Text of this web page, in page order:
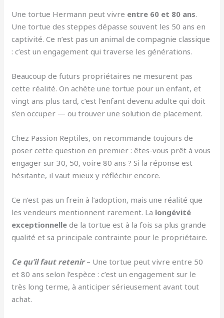
Une tortue Hermann peut vivre entre 60 et 80 ans.
Une tortue des steppes dépasse souvent les 50 ans en
captivité. Ce n’est pas un animal de compagnie classique
: c’est un engagement qui traverse les générations.
Beaucoup de futurs propriétaires ne mesurent pas
cette réalité. On achète une tortue pour un enfant, et
vingt ans plus tard, c’est l’enfant devenu adulte qui doit
s’en occuper — ou trouver une solution de placement.
Chez Passion Reptiles, on recommande toujours de
poser cette question en premier : êtes-vous prêt à vous
engager sur 30, 50, voire 80 ans ? Si la réponse est
hésitante, il vaut mieux y réfléchir encore.
Ce n’est pas un frein à l’adoption, mais une réalité que
les vendeurs mentionnent rarement. La longévité
exceptionnelle de la tortue est à la fois sa plus grande
qualité et sa principale contrainte pour le propriétaire.
Ce qu’il faut retenir– Une tortue peut vivre entre 50
et 80 ans selon l’espèce : c’est un engagement sur le
très long terme, à anticiper sérieusement avant tout
achat.